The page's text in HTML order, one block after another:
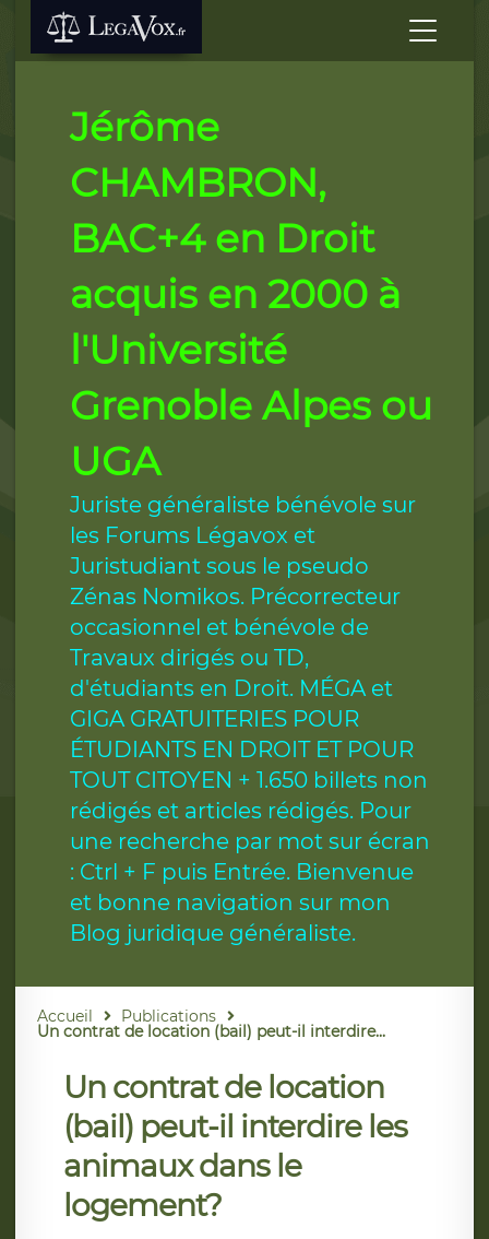
Jérôme
CHAMBRON,
BAC+4 en Droit
acquis en 2000 à
l'Université
Grenoble Alpes ou
UGA
Juriste généraliste bénévole sur
les Forums Légavox et
Juristudiant sous le pseudo
Zénas Nomikos. Précorrecteur
occasionnel et bénévole de
Travaux dirigés ou TD,
d'étudiants en Droit. MÉGA et
GIGA GRATUITERIES POUR
ÉTUDIANTS EN DROIT ET POUR
TOUT CITOYEN + 1.650 billets non
rédigés et articles rédigés. Pour
une recherche par mot sur écran
: Ctrl + F puis Entrée. Bienvenue
et bonne navigation sur mon
Blog juridique généraliste.
Accueil Publications
Un contrat de location (bail) peut-il interdire...
Un contrat de location
(bail) peut-il interdire les
animaux dans le
logement?